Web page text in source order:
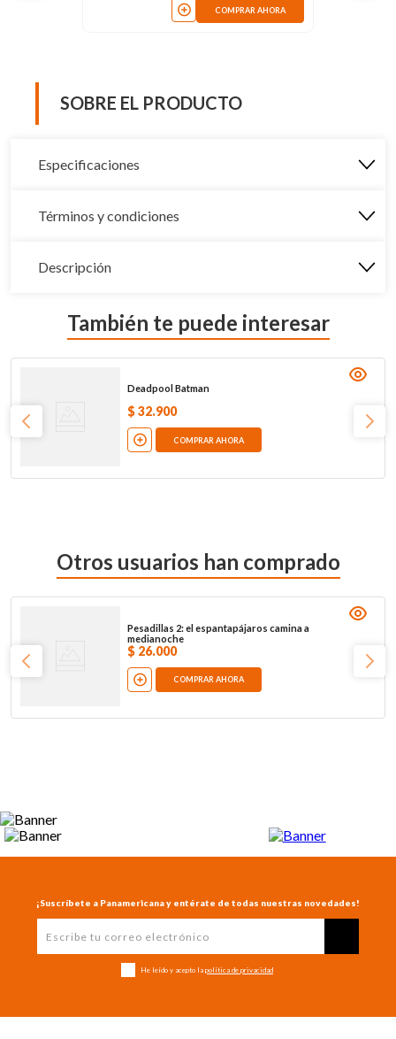
COMPRAR AHORA
SOBRE EL PRODUCTO
Especificaciones
Términos y condiciones
Descripción
También te puede interesar
Deadpool Batman
$ 32.900
COMPRAR AHORA
Otros usuarios han comprado
Pesadillas 2: el espantapájaros camina a
medianoche
$ 26.000
COMPRAR AHORA
¡Suscríbete a Panamericana y entérate de todas nuestras novedades!
He leído y acepto la política de privacidad